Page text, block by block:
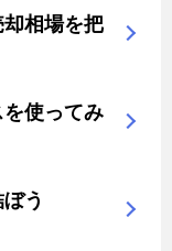
相場を把
使ってみ
う